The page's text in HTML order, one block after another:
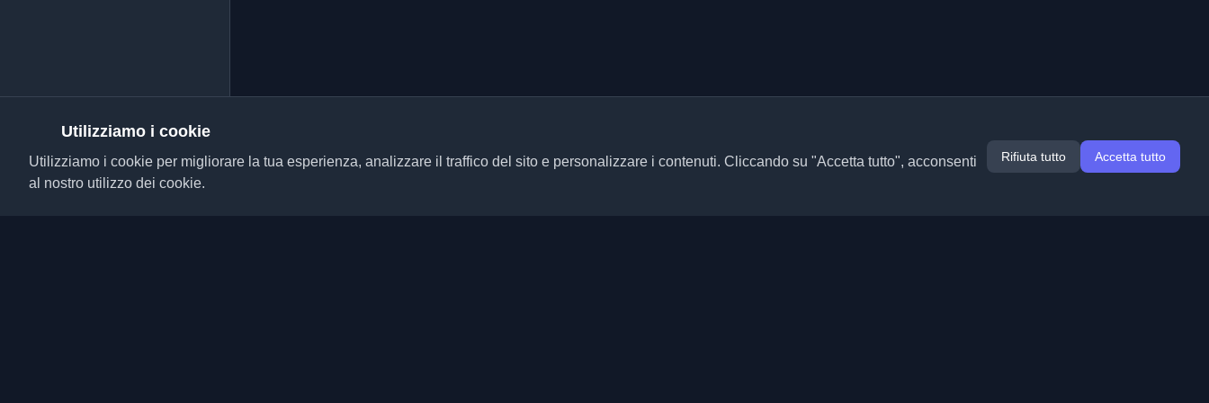
Utilizziamo i cookie
Utilizziamo i cookie per migliorare la tua esperienza, analizzare il traffico del sito e personalizzare i contenuti. Cliccando su "Accetta tutto", acconsenti
al nostro utilizzo dei cookie.
Rifiuta tutto Accetta tutto